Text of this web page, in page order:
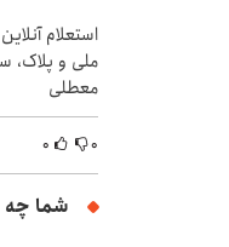
استعلام
ملی و پلاک،
معطلی
۰ ۰
شما چه